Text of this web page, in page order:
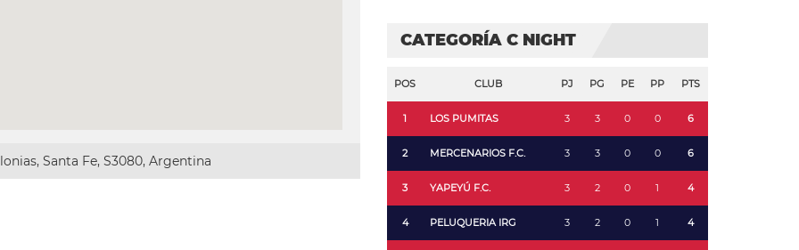
Santa Fe, S3080, Argentina
CATEGORÍA C NIGHT
POS CLUB PJ PG PE PP PTS
1 LOS PUMITAS 3 3 0 0 6
2 MERCENARIOS F.C. 3 3 0 0 6
3 YAPEYÚ F.C. 3 2 0 1 4
4 PELUQUERIA IRG 3 2 0 1 4